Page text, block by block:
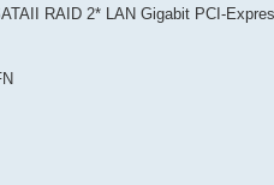
RAID 2* LAN Gigabit PCI-